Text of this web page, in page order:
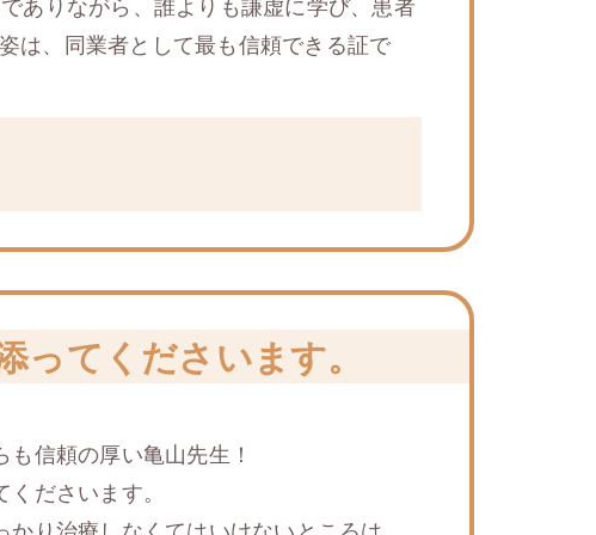
ありながら、誰よりも謙虚に学び、患者
は、同業者として最も信頼できる証で
ってくださいます。
信頼の厚い⻲山先生！
ださいます。